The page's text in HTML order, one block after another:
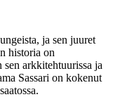
ja sen juuret
historia on
arkkitehtuurissa ja
Sassari on kokenut